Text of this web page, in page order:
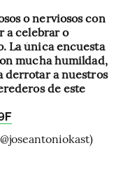
o nerviosos con
a celebrar o
La única encuesta
mucha humildad,
derrotar a nuestros
de este